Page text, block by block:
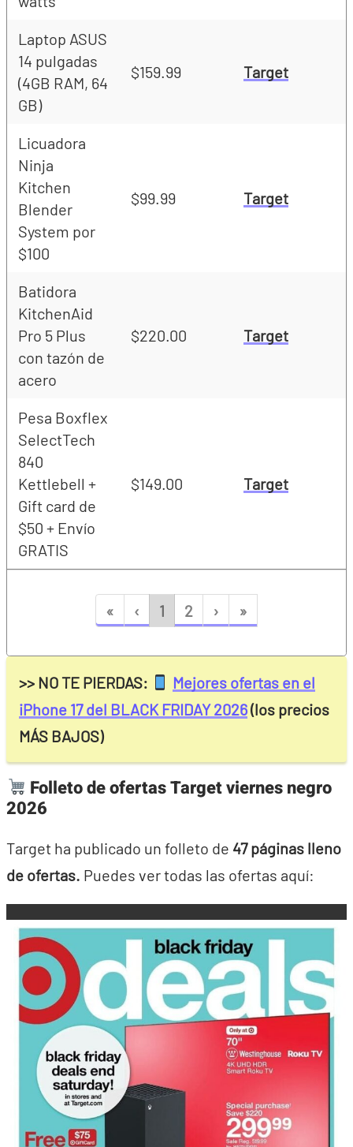
« ‹ 1 2 › »
Laptop ASUS
14 pulgadas
(4GB RAM, 64
GB)
$159.99 Target
Licuadora
Ninja
Kitchen
Blender
System por
$100
$99.99 Target
Batidora
KitchenAid
Pro 5 Plus
con tazón de
acero
$220.00 Target
Pesa Boxflex
SelectTech
840
Kettlebell +
Gift card de
$50 + Envío
GRATIS
$149.00 Target
>> NO TE PIERDAS:
Mejores ofertas en el
iPhone 17 del BLACK FRIDAY 2026(los precios
MÁS BAJOS)
Folleto de ofertas Target viernes negro
2026
Target ha publicado un folleto de 47 páginas lleno
de ofertas. Puedes ver todas las ofertas aquí: